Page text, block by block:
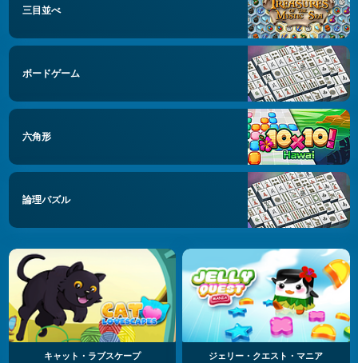
三目並べ
ボードゲーム
六角形
論理パズル
キャット・ラブスケープ ジェリー・クエスト・マニア